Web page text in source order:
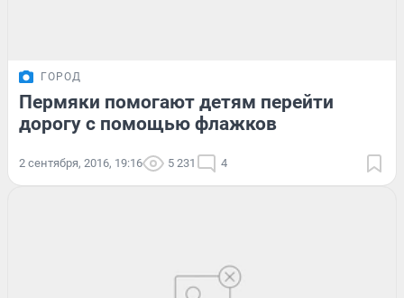
ГОРОД
Пермяки помогают детям перейти
дорогу с помощью флажков
2 сентября, 2016, 19:16 5 231 4